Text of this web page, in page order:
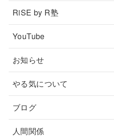
RiSE by R塾
YouTube
お知らせ
やる気について
ブログ
人間関係